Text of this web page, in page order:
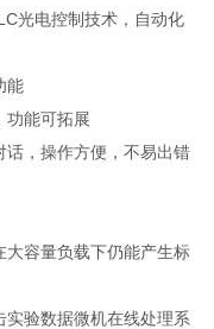
光电控制技术，自动化
能
能可拓展
，操作方便，不易出错
容量负载下仍能产生标
验数据微机在线处理系